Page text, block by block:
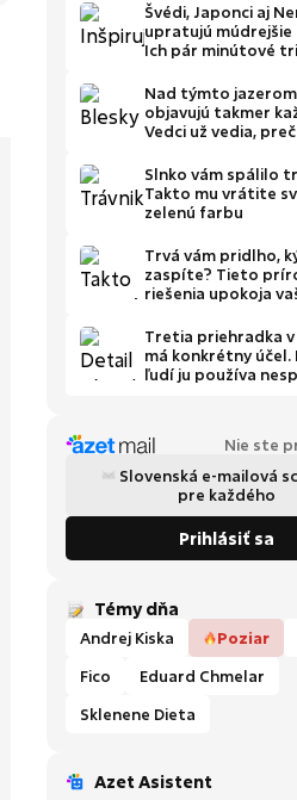
Švédi, Japonci aj
upratujú múdrejšie
Ich pár minútové
Nad týmto
objavujú takmer
Vedci už vedia,
Slnko vám spálilo
Takto mu vrátite
zelenú farbu
Trvá vám pridlho,
zaspíte? Tieto
riešenia upokoja
Tretia priehradka
má konkrétny účel.
ľudí ju používa
Nie ste
Slovenská e-mailová
pre každého
Prihlásiť sa
Témy dňa
Andrej Kiska Poziar
Fico
Eduard Chmelar
Sklenene Dieta
Azet Asistent